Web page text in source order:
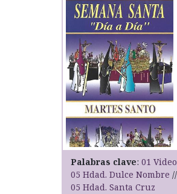
Palabras clave 01 Video
05 Hdad. Dulce Nombre
05 Hdad. Santa Cruz